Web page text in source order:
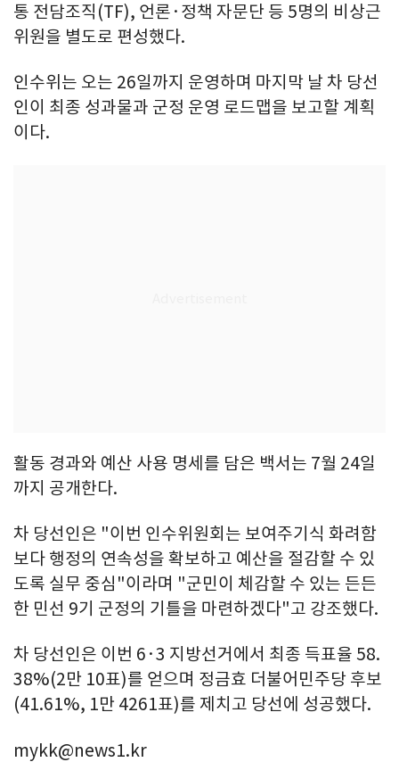
통 전담조직(TF), 언론·정책 자문단 등 5명의 비상근
위원을 별도로 편성했다.
인수위는 오는 26일까지 운영하며 마지막 날 차 당선
인이 최종 성과물과 군정 운영 로드맵을 보고할 계획
이다.
활동 경과와 예산 사용 명세를 담은 백서는 7월 24일
까지 공개한다.
차 당선인은 "이번 인수위원회는 보여주기식 화려함
보다 행정의 연속성을 확보하고 예산을 절감할 수 있
도록 실무 중심"이라며 "군민이 체감할 수 있는 든든
한 민선 9기 군정의 기틀을 마련하겠다"고 강조했다.
차 당선인은 이번 6·3 지방선거에서 최종 득표율 58.
38%(2만 10표)를 얻으며 정금효 더불어민주당 후보
(41.61%, 1만 4261표)를 제치고 당선에 성공했다.
mykk@news1.kr